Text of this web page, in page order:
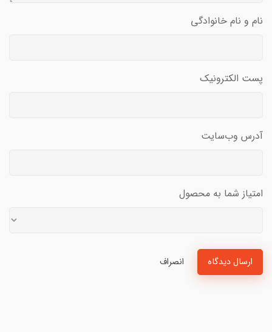
نام و نام خانوادگی
پست الکترونیک
آدرس وب‌سایت
امتیاز شما به محصول
ارسال دیدگاه انصراف